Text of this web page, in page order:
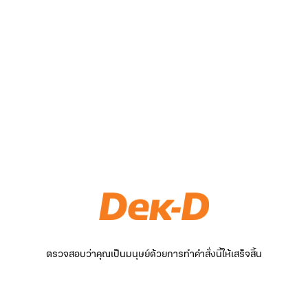
ตรวจสอบว่าคุณเป็นมนุษย์ด้วยการทำคำสั่งนี้ให้เสร็จสิ้น